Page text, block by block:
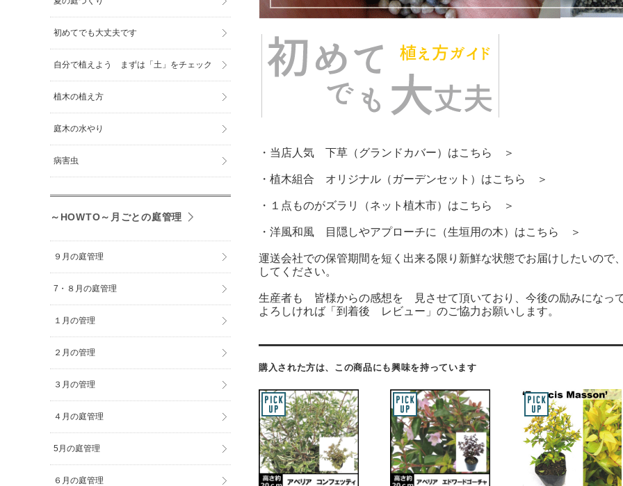
・当店人気 下草（グランドカバー）はこちら ＞
・植木組合 オリジナル（ガーデンセット）はこちら ＞
・１点ものがズラリ（ネット植木市）はこちら ＞
・洋風和風 目隠しやアプローチに（生垣用の木）はこちら ＞
運送会社での保管期間を短く出来る限り新鮮な状態でお届けしたいので
してください。
生産者も 皆様からの感想を 見させて頂いており、今後の励みになっ
よろしければ「到着後 レビュー」のご協力お願いします。
購入された方は、この商品にも興味を持っています
初めてでも大丈夫です
自分で植えよう まずは「土」をチェック
植木の植え方
庭木の水やり
病害虫
～HOWTO～月ごとの庭管理
９月の庭管理
7・８月の庭管理
１月の管理
２月の管理
３月の管理
４月の庭管理
5月の庭管理
６月の庭管理